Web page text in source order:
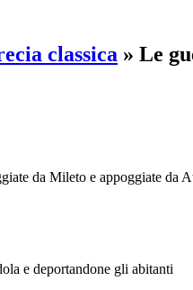
classica » Le
da Mileto e appoggiate da
e deportandone gli abitanti